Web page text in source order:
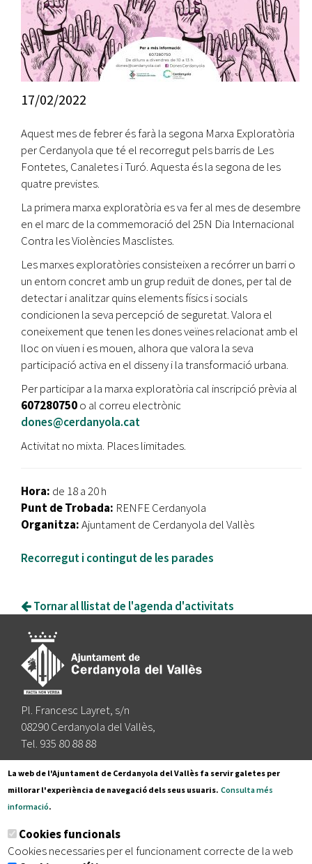
17/02/2022
Aquest mes de febrer és farà la segona Marxa Exploratòria
per Cerdanyola que té el recorregut pels barris de Les
Fontetes, Canaletes i Turó. Aquesta és la segona de les
quatre previstes.
La primera marxa exploratòria es va fer al mes de desembre
en el marc de la commemoració del 25N Dia Internacional
Contra les Violències Masclistes.
Les marxes exploratòries consisteixen a recórrer un barri o
un entorn concret amb un grup reduït de dones, per tal de
detectar i analitzar quins elements físics i socials
condicionen la seva percepció de seguretat. Valora el
coneixement que tenen les dones veïnes relacionat amb el
lloc on viuen i es mouen, alhora que valora la seva
participació activa en el disseny i la transformació urbana.
Per participar a la marxa exploratòria cal inscripció prèvia al
607280750o al correu electrònic
dones@cerdanyola.cat
Activitat no mixta. Places limitades.
Hora: de 18 a 20 h
Punt de Trobada: RENFE Cerdanyola
Organitza:Ajuntament de Cerdanyola del Vallès
Recorregut i contingut de les parades
Tornar al llistat de l'agenda d'activitats
Pl. Francesc Layret, s/n
08290 Cerdanyola del Vallès,
Tel. 935 80 88 88
Segueix-nos a:
Subscriu-te al nostre butlletí
La web de l'Ajuntament de Cerdanyola del Vallès fa servir galetes per
millorar l'experiència de navegació dels seus usuaris. Consulta més
informació.
Cookies funcionals
Cookies necessaries per el funcionament correcte de la web